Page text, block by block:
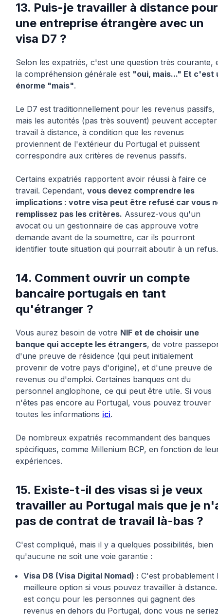
13. Puis-je travailler à distance pour
une entreprise étrangère avec un
visa D7 ?
Selon les expatriés, c'est une question très courante,
la compréhension générale est "oui, mais..." Et c'est
énorme "mais".
Le D7 est traditionnellement pour les revenus passifs,
mais les autorités (pas très souvent) peuvent
travail à distance, à condition que les revenus
proviennent de l'extérieur du Portugal et puissent
correspondre aux critères de revenus passifs.
Certains expatriés rapportent avoir réussi à faire ce
travail. Cependant, vous devez comprendre les
implications : votre visa peut être refusé car vous
remplissez pas les critères. Assurez-vous qu'un
avocat ou un gestionnaire de cas approuve votre
demande avant de la soumettre, car ils pourront
identifier toute situation qui pourrait aboutir à un refus.
14. Comment ouvrir un compte
bancaire portugais en tant
qu'étranger ?
Vous aurez besoin de votre NIF et de choisir une
banque qui accepte les étrangers, de votre
d'une preuve de résidence (qui peut initialement
provenir de votre pays d'origine), et d'une preuve de
revenus ou d'emploi. Certaines banques ont du
personnel anglophone, ce qui peut être utile. Si vous
n'êtes pas encore au Portugal, vous pouvez trouver
toutes les informations ici.
De nombreux expatriés recommandent des banques
spécifiques, comme Millenium BCP, en fonction de
expériences.
15. Existe-t-il des visas si je veux
travailler au Portugal mais que je
pas de contrat de travail là-bas ?
C'est compliqué, mais il y a quelques possibilités, bien
qu'aucune ne soit une voie garantie :
Visa D8 (Visa Digital Nomad) : C'est probablement
meilleure option si vous pouvez travailler à
est conçu pour les personnes qui gagnent des
revenus en dehors du Portugal, donc vous ne